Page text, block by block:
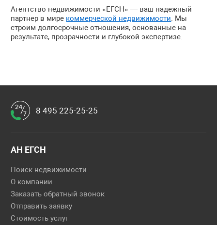
Агентство недвижимости «ЕГСН» — ваш надежный
партнер в мире коммерческой недвижимости. Мы
строим долгосрочные отношения, основанные на
результате, прозрачности и глубокой экспертизе.
8 495 225-25-25
АН ЕГСН
Поиск недвижимости
О компании
Заказать обратный звонок
Отправить заявку
Стоимость услуг